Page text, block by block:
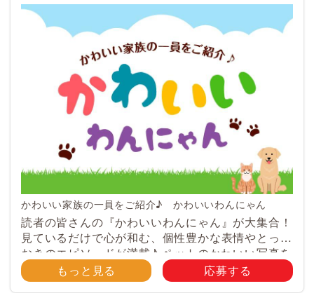
かわいい家族の一員をご紹介♪ かわいいわんにゃん
読者の皆さんの『かわいいわんにゃん』が大集合！
見ているだけで心が和む、個性豊かな表情やとって
おきのエピソードが満載♪ ペットのかわいい写真を
大募集！ みなさんのご自慢のペット写真や動画を
大募集！ 携帯電話・スマホ等で撮影 […]
もっと見る 応募する